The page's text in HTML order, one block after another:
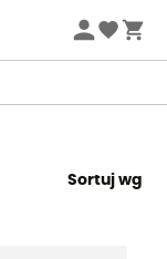
przy zakupie 2
Sortuj wg